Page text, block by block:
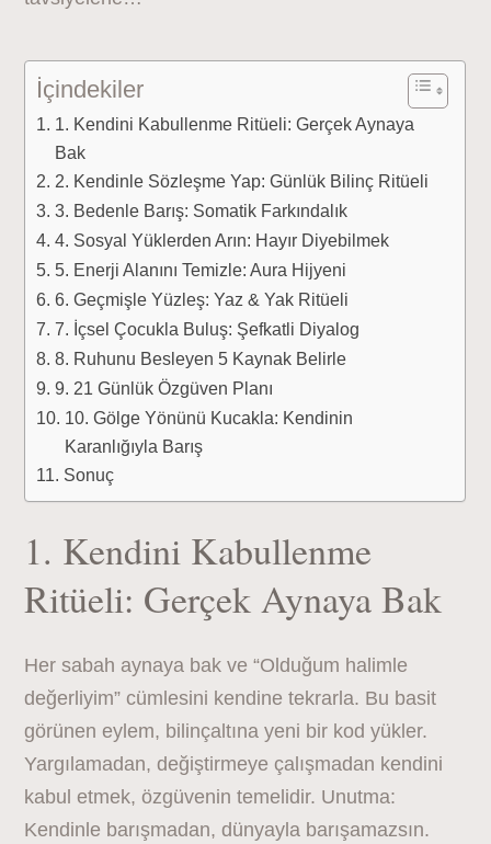
İçindekiler
1. Kendini Kabullenme Ritüeli: Gerçek Aynaya
Bak
2. Kendinle Sözleşme Yap: Günlük Bilinç Ritüeli
3. Bedenle Barış: Somatik Farkındalık
4. Sosyal Yüklerden Arın: Hayır Diyebilmek
5. Enerji Alanını Temizle: Aura Hijyeni
6. Geçmişle Yüzleş: Yaz & Yak Ritüeli
7. İçsel Çocukla Buluş: Şefkatli Diyalog
8. Ruhunu Besleyen 5 Kaynak Belirle
9. 21 Günlük Özgüven Planı
10. Gölge Yönünü Kucakla: Kendinin
Karanlığıyla Barış
Sonuç
1. Kendini Kabullenme
Ritüeli: Gerçek Aynaya Bak
Her sabah aynaya bak ve “Olduğum halimle
değerliyim” cümlesini kendine tekrarla. Bu basit
görünen eylem, bilinçaltına yeni bir kod yükler.
Yargılamadan, değiştirmeye çalışmadan kendini
kabul etmek, özgüvenin temelidir. Unutma:
Kendinle barışmadan, dünyayla barışamazsın.